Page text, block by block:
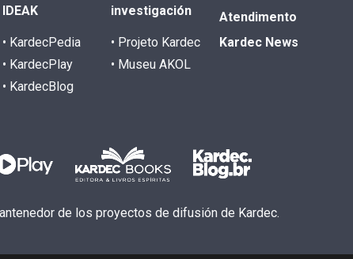
IDEAK
• KardecPedia
• KardecPlay
• KardecBlog
investigación
• Projeto Kardec
• Museu AKOL
Atendimento
Kardec News
de los proyectos de difusión de Kardec.